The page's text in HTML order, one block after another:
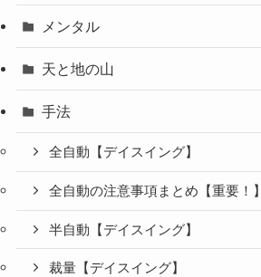
メンタル
天と地の山
手法
全自動【デイスイング】
全自動の注意事項まとめ【重要！】
半自動【デイスイング】
裁量【デイスイング】